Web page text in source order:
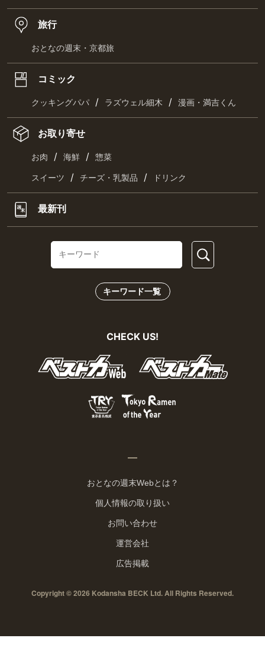
旅行
おとなの週末・京都旅
コミック
クッキングパパ / ラズウェル細木 / 漫画・満吉くん
お取り寄せ
お肉 / 海鮮 / 惣菜
スイーツ / チーズ・乳製品 / ドリンク
最新刊
キーワード一覧
CHECK US!
おとなの週末Webとは？
個人情報の取り扱い
お問い合わせ
運営会社
広告掲載
Copyright © 2026 Kodansha BECK Ltd. All Rights Reserved.